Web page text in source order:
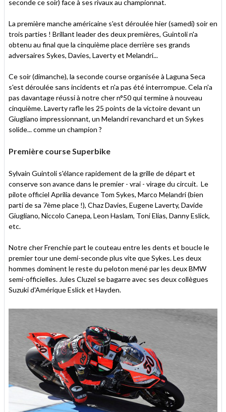
seconde ce soir) face à ses rivaux au championnat.
La première manche américaine s'est déroulée hier (samedi) soir en
trois parties ! Brillant leader des deux premières, Guintoli n'a
obtenu au final que la cinquième place derrière ses grands
adversaires Sykes, Davies, Laverty et Melandri...
Ce soir (dimanche), la seconde course organisée à Laguna Seca
s'est déroulée sans incidents et n'a pas été interrompue. Cela n'a
pas davantage réussi à notre cher n°50 qui termine à nouveau
cinquième. Laverty rafle les 25 points de la victoire devant un
Giugliano impressionnant, un Melandri revanchard et un Sykes
solide... comme un champion ?
Première course Superbike
Sylvain Guintoli s'élance rapidement de la grille de départ et
conserve son avance dans le premier - vrai - virage du circuit. Le
pilote officiel Aprilia devance Tom Sykes, Marco Melandri (bien
parti de sa 7ème place !), Chaz Davies, Eugene Laverty, Davide
Giugliano, Niccolo Canepa, Leon Haslam, Toni Elias, Danny Eslick,
etc.
Notre cher Frenchie part le couteau entre les dents et boucle le
premier tour une demi-seconde plus vite que Sykes. Les deux
hommes dominent le reste du peloton mené par les deux BMW
semi-officielles. Jules Cluzel se bagarre avec ses deux collègues
Suzuki d'Amérique Eslick et Hayden.